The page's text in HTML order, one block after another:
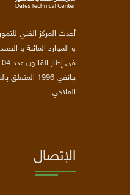
أحدث المركز الفني
جانفي 1996
الفلاحي .
الإتصال